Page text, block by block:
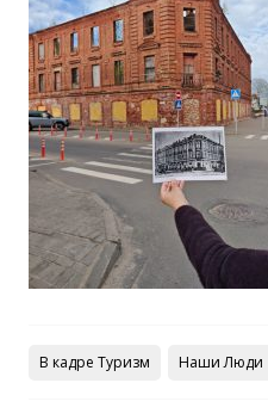
В кадре Туризм Наши Люди